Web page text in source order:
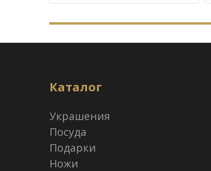
Каталог
Украшения
Посуда
Подарки
Ножи